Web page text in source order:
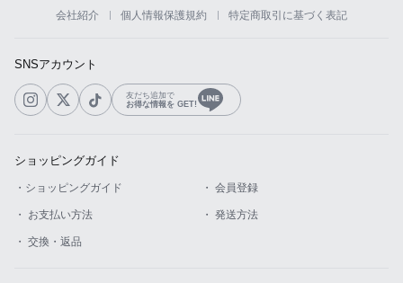
会社紹介 個人情報保護規約 特定商取引に基づく表記
SNSアカウント
友だち追加で
お得な情報を GET!
ショッピングガイド
・ショッピングガイド ・ 会員登録
・ お支払い方法 ・ 発送方法
・ 交換・返品